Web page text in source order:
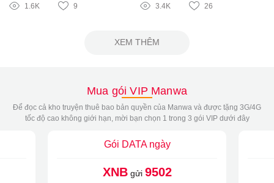
1.6K 9 3.4K 26
XEM THÊM
Mua gói VIP Manwa
Để đọc cả kho truyện thuê bao bản quyền của Manwa và được tặng 3G/4G
tốc độ cao không giới hạn, mời bạn chọn 1 trong 3 gói VIP dưới đây
Gói DATA ngày
XNBgửi 9502